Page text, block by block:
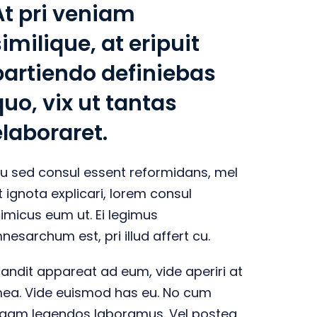
pri veniam
at eripuit
definiebas
vix ut tantas
sed consul essent reformidans, mel
ignota explicari, lorem consul
eum ut. Ei legimus
est, pri illud affert cu.
appareat ad eum, vide aperiri at
Vide euismod has eu. No cum